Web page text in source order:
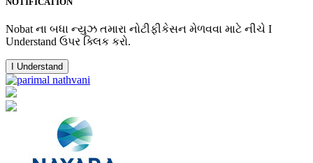
Nobat ના બધા ન્યુઝ તમારા નોટીફીકેસન મેળવવા માટે નીચે I
Understand ઉપર ક્લિક કરો.
I Understand